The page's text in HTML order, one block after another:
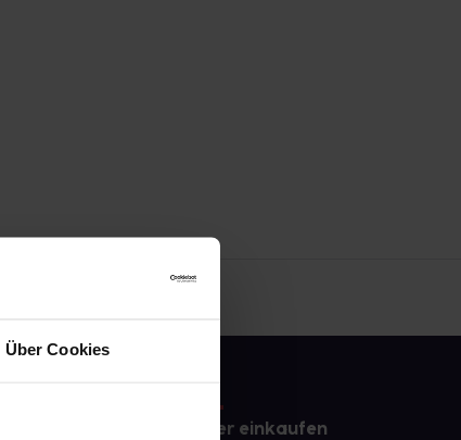
Über Cookies
Sicher einkaufen